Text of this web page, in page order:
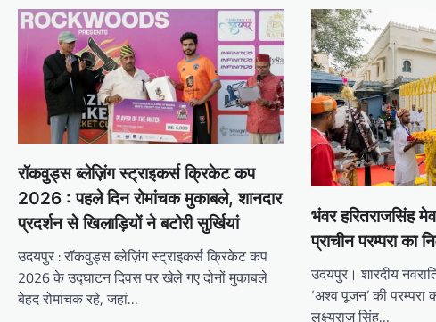
रॉकवुड्स ब्लेज़िंग स्ट्राइकर्स क्रिकेट कप
2026 : पहले दिन रोमांचक मुकाबले, शानदार
प्रदर्शन से खिलाड़ियों ने बटोरी सुर्खियां
उदयपुर : रॉकवुड्स ब्लेज़िंग स्ट्राइकर्स क्रिकेट कप
2026 के उद्घाटन दिवस पर खेले गए दोनों मुकाबले
बेहद रोमांचक रहे, जहां…
भंवर हरितराजसिंह
प्राचीन परम्परा का
उदयपुर। शारदीय
‘अश्व पूजन’ की परम्परा
लक्ष्यराज सिंह…